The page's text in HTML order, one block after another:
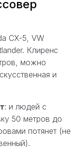
CX-5, VW
Клиренс
можно
и
: и людей с
50 метров до
потянет (не